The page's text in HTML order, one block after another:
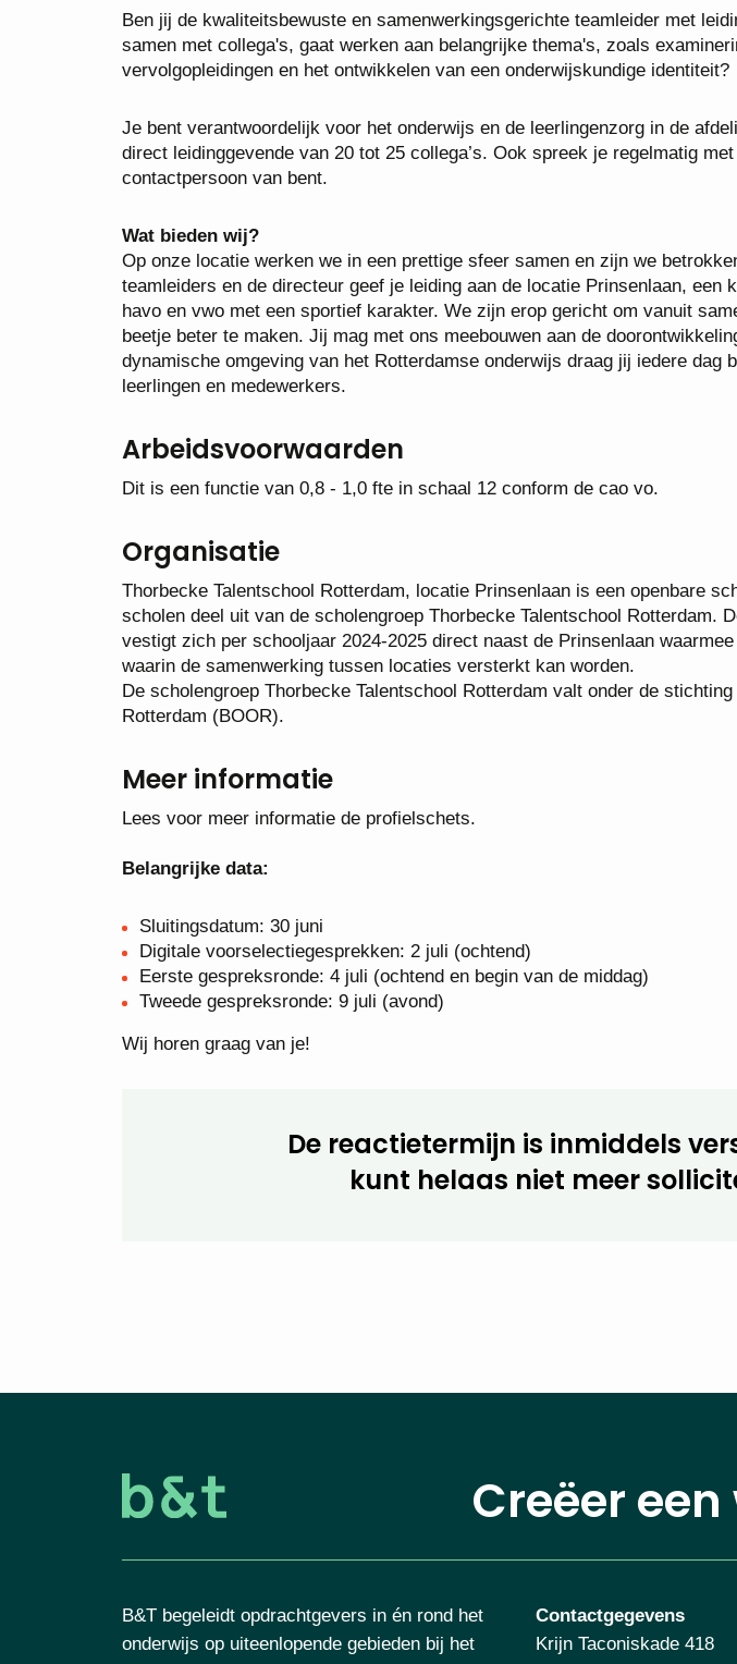
Ben jij de kwaliteitsbewuste en samenwerkingsgerichte teamleider met
samen met collega's, gaat werken aan belangrijke thema's, zoals
vervolgopleidingen en het ontwikkelen van een onderwijskundige identiteit?
Je bent verantwoordelijk voor het onderwijs en de leerlingenzorg in de
direct leidinggevende van 20 tot 25 collega’s. Ook spreek je regelmatig
contactpersoon van bent.
Wat bieden wij?
Op onze locatie werken we in een prettige sfeer samen en zijn we
teamleiders en de directeur geef je leiding aan de locatie Prinsenlaan, een
havo en vwo met een sportief karakter. We zijn erop gericht om vanuit
beetje beter te maken. Jij mag met ons meebouwen aan de
dynamische omgeving van het Rotterdamse onderwijs draag jij iedere dag
leerlingen en medewerkers.
Arbeidsvoorwaarden
Dit is een functie van 0,8 - 1,0 fte in schaal 12 conform de cao vo.
Organisatie
Thorbecke Talentschool Rotterdam, locatie Prinsenlaan is een openbare
scholen deel uit van de scholengroep Thorbecke Talentschool Rotterdam.
vestigt zich per schooljaar 2024-2025 direct naast de Prinsenlaan
waarin de samenwerking tussen locaties versterkt kan worden.
De scholengroep Thorbecke Talentschool Rotterdam valt onder de
Rotterdam (BOOR).
Meer informatie
Lees voor meer informatie de profielschets.
Belangrijke data:
Sluitingsdatum: 30 juni
Digitale voorselectiegesprekken: 2 juli (ochtend)
Eerste gespreksronde: 4 juli (ochtend en begin van de middag)
Tweede gespreksronde: 9 juli (avond)
Wij horen graag van je!
De reactietermijn is inmiddels
kunt helaas niet meer
Creëer
B&T begeleidt opdrachtgevers in én rond het
onderwijs op uiteenlopende gebieden bij het
Contactgegevens
Krijn Taconiskade 418